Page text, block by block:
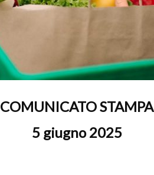
COMUNICATO STAMPA
5 giugno 2025